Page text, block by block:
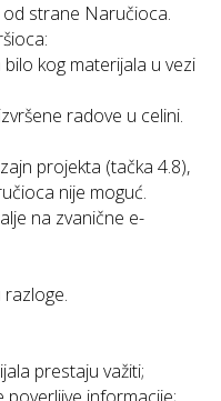
strane Naručioca.
kog materijala u vezi
radove u celini.
projekta (tačka 4.8),
nije moguć.
na zvanične e-
prestaju važiti;